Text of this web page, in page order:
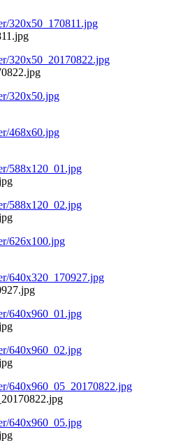
320x50_170811.jpg
320x50_20170822.jpg
320x50.jpg
468x60.jpg
588x120_01.jpg
588x120_02.jpg
626x100.jpg
640x320_170927.jpg
640x960_01.jpg
640x960_02.jpg
640x960_05_20170822.jpg
640x960_05.jpg